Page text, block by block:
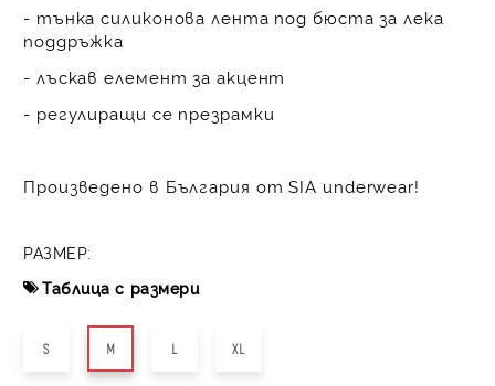
- тънка силиконова лента под бюста за лека
поддръжка
- лъскав елемент за акцент
- регулиращи се презрамки
Произведено в България от SIA underwear!
РАЗМЕР:
Таблица с размери
S M L XL